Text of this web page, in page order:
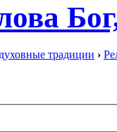
традиции ›